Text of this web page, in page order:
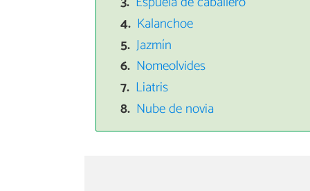
Kalanchoe
Jazmín
Nomeolvides
Liatris
Nube de novia